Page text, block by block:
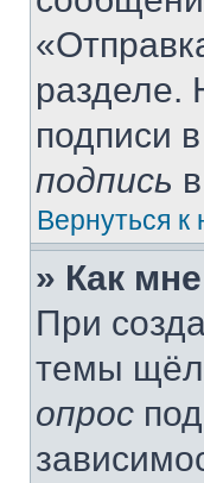
разделе.
подписи
подпись
Вернуться к
» Как
При
темы
опрос